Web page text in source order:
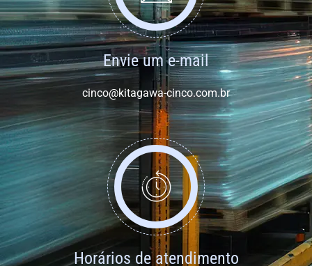
Envie um e-mail
cinco@kitagawa-cinco.com.br
Horários de atendimento